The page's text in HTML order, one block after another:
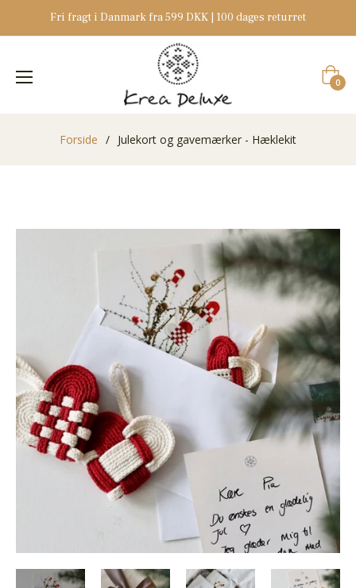
Fri fragt i Danmark fra 599 DKK | 100 dages returret
0
Forside / Julekort og gavemærker - Hæklekit